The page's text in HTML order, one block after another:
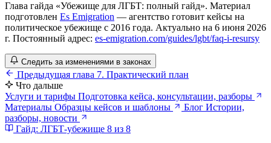
Глава гайда «Убежище для ЛГБТ: полный гайд». Материал
подготовлен Es Emigration — агентство готовит кейсы на
политическое убежище с 2016 года. Актуально на 6 июня 2026
г. Постоянный адрес: es-emigration.com/guides/lgbt/faq-i-resursy
Следить за изменениями в законах
Предыдущая глава 7. Практический план
Что дальше
Услуги и тарифы Подготовка кейса, консультации, разборы
Материалы Образцы кейсов и шаблоны Блог Истории,
разборы, новости
Гайд: ЛГБТ-убежище 8 из 8